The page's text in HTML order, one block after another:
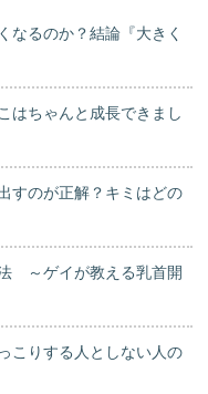
なるのか？結論『大きく
はちゃんと成長できまし
すのが正解？キミはどの
～ゲイが教える乳首開
こりする人としない人の